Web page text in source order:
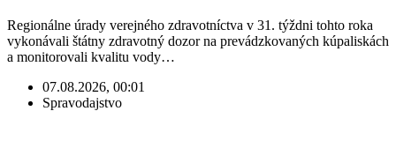
Regionálne úrady verejného zdravotníctva v 31. týždni tohto roka
vykonávali štátny zdravotný dozor na prevádzkovaných kúpaliskách
a monitorovali kvalitu vody…
07.08.2026, 00:01
Spravodajstvo